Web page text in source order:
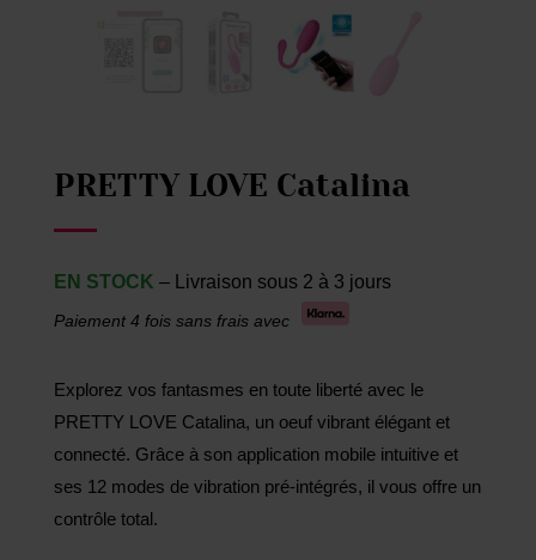
PRETTY LOVE Catalina
EN STOCK – Livraison sous 2 à 3 jours
Paiement 4 fois sans frais avec
Explorez vos fantasmes en toute liberté avec le
PRETTY LOVE Catalina, un oeuf vibrant élégant et
connecté. Grâce à son application mobile intuitive et
ses 12 modes de vibration pré-intégrés, il vous offre un
contrôle total.